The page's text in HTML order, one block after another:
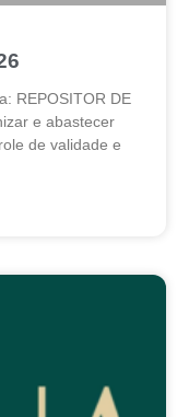
REPOSITOR DE
e abastecer
de validade e